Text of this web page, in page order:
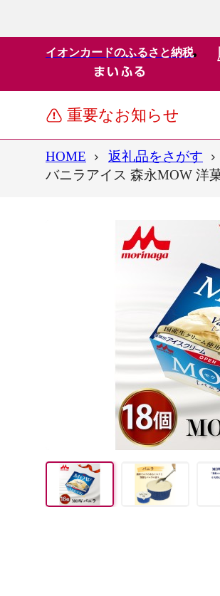
イオンカードのふるさと納税
重要なお知らせ
HOME 返礼品をさがす
バニラアイス 森永MOW 洋